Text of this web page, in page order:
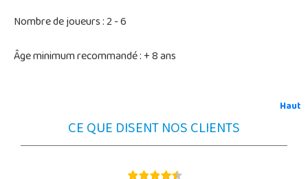
Nombre de joueurs : 2 - 6
Âge minimum recommandé : + 8 ans
Haut
CE QUE DISENT NOS CLIENTS